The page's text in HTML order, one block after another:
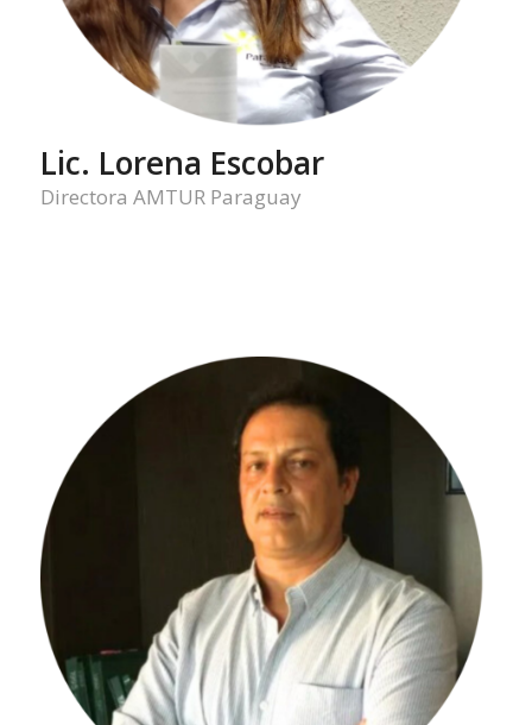
Lic. Lorena Escobar
Directora AMTUR Paraguay